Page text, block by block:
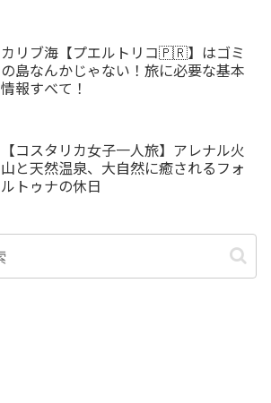
カリブ海【プエルトリコ🇵🇷】はゴミ
の島なんかじゃない！旅に必要な基本
情報すべて！
【コスタリカ女子一人旅】アレナル火
山と天然温泉、大自然に癒されるフォ
ルトゥナの休日